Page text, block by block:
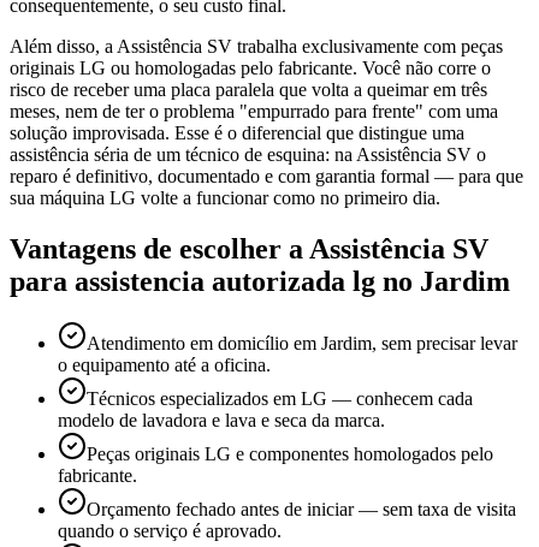
consequentemente, o seu custo final.
Além disso, a Assistência SV trabalha exclusivamente com peças
originais LG ou homologadas pelo fabricante. Você não corre o
risco de receber uma placa paralela que volta a queimar em três
meses, nem de ter o problema "empurrado para frente" com uma
solução improvisada. Esse é o diferencial que distingue uma
assistência séria de um técnico de esquina: na Assistência SV o
reparo é definitivo, documentado e com garantia formal — para que
sua máquina LG volte a funcionar como no primeiro dia.
Vantagens de escolher a Assistência SV
para assistencia autorizada lg no Jardim
Atendimento em domicílio em Jardim, sem precisar levar
o equipamento até a oficina.
Técnicos especializados em LG — conhecem cada
modelo de lavadora e lava e seca da marca.
Peças originais LG e componentes homologados pelo
fabricante.
Orçamento fechado antes de iniciar — sem taxa de visita
quando o serviço é aprovado.